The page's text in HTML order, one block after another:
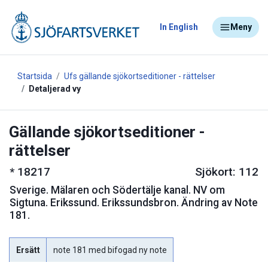
In English Meny
Startsida
Ufs gällande sjökortseditioner - rättelser
Detaljerad vy
Gällande sjökortseditioner -
rättelser
* 18217 Sjökort: 112
Sverige. Mälaren och Södertälje kanal. NV om
Sigtuna. Erikssund. Erikssundsbron. Ändring av Note
181.
Ersätt note 181 med bifogad ny note